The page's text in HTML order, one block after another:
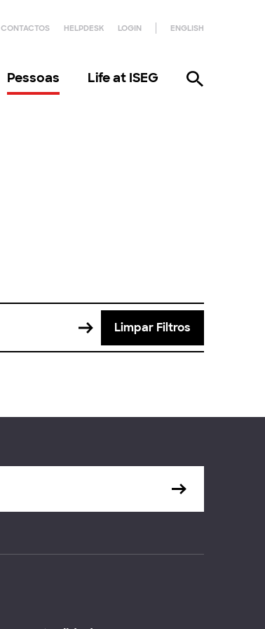
CONTACTOS HELPDESK LOGIN ENGLISH
Pessoas Life at ISEG
Limpar Filtros